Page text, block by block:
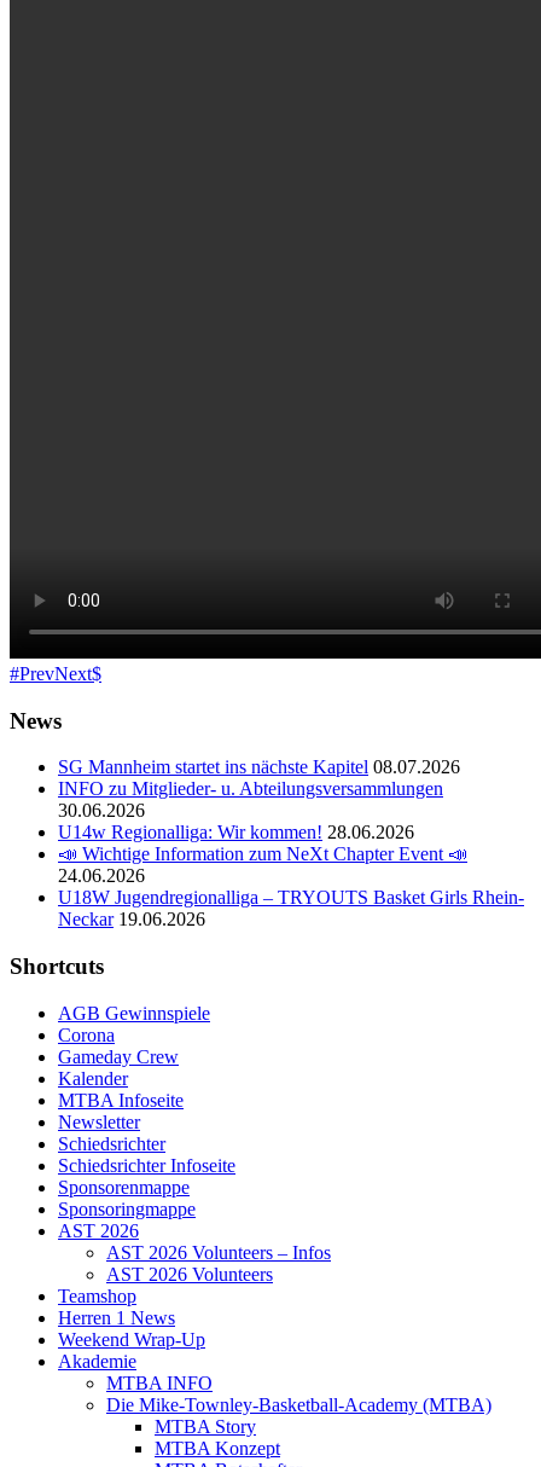
PrevNext
News
SG Mannheim startet ins nächste Kapitel 08.07.2026
INFO zu Mitglieder- u. Abteilungsversammlungen
30.06.2026
U14w Regionalliga: Wir kommen! 28.06.2026
📣 Wichtige Information zum NeXt Chapter Event 📣
24.06.2026
U18W Jugendregionalliga – TRYOUTS Basket Girls Rhein-
Neckar 19.06.2026
Shortcuts
AGB Gewinnspiele
Corona
Gameday Crew
Kalender
MTBA Infoseite
Newsletter
Schiedsrichter
Schiedsrichter Infoseite
Sponsorenmappe
Sponsoringmappe
AST 2026
AST 2026 Volunteers – Infos
AST 2026 Volunteers
Teamshop
Herren 1 News
Weekend Wrap-Up
Akademie
MTBA INFO
Die Mike-Townley-Basketball-Academy (MTBA)
MTBA Story
MTBA Konzept